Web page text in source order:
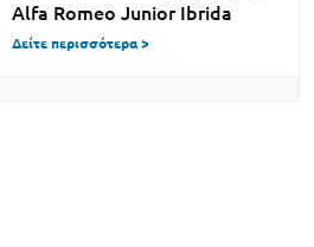
Alfa Romeo Junior Ibrida
Δείτε περισσότερα >